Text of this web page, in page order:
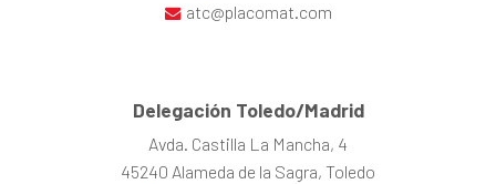
atc@placomat.com
Delegación Toledo/Madrid
Avda. Castilla La Mancha, 4
45240 Alameda de la Sagra, Toledo